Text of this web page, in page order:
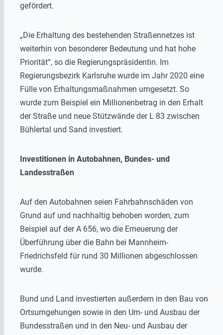
gefördert.
„Die Erhaltung des bestehenden Straßennetzes ist
weiterhin von besonderer Bedeutung und hat hohe
Priorität“, so die Regierungspräsidentin. Im
Regierungsbezirk Karlsruhe wurde im Jahr 2020 eine
Fülle von Erhaltungsmaßnahmen umgesetzt. So
wurde zum Beispiel ein Millionenbetrag in den Erhalt
der Straße und neue Stützwände der L 83 zwischen
Bühlertal und Sand investiert.
Investitionen in Autobahnen, Bundes- und
Landesstraßen
Auf den Autobahnen seien Fahrbahnschäden von
Grund auf und nachhaltig behoben worden, zum
Beispiel auf der A 656, wo die Erneuerung der
Überführung über die Bahn bei Mannheim-
Friedrichsfeld für rund 30 Millionen abgeschlossen
wurde.
Bund und Land investierten außerdem in den Bau von
Ortsumgehungen sowie in den Um- und Ausbau der
Bundesstraßen und in den Neu- und Ausbau der